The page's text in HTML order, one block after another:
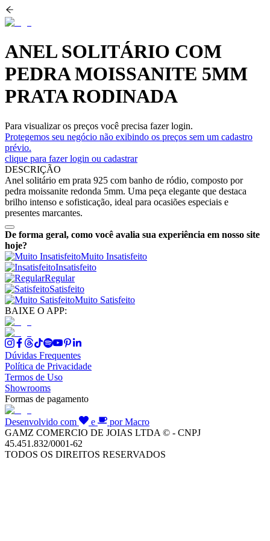
ANEL SOLITÁRIO COM
PEDRA MOISSANITE 5MM
PRATA RODINADA
Para visualizar os preços você precisa fazer login.
Protegemos seu negócio não exibindo os preços sem um cadastro
prévio.
clique para fazer login ou cadastrar
DESCRIÇÃO
Anel solitário em prata 925 com banho de ródio, composto por
pedra moissanite redonda 5mm. Uma peça elegante que destaca
brilho intenso e sofisticação, ideal para ocasiões especiais e
presentes marcantes.
De forma geral, como você avalia sua experiência em nosso site
hoje?
Muito Insatisfeito
Insatisfeito
Regular
Satisfeito
Muito Satisfeito
BAIXE O APP:
Dúvidas Frequentes
Política de Privacidade
Termos de Uso
Showrooms
Formas de pagamento
Desenvolvido com e
por Macro
GAMZ COMERCIO DE JOIAS LTDA © - CNPJ
45.451.832/0001-62
TODOS OS DIREITOS RESERVADOS